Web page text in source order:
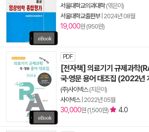
서울대학교의과대학(엮은이)
서울대학교출판부| 2024년 08월
19,000원 (950원)
PDF
[전자책] 의료기기 규제과학
국·영문 용어 대조집 (2022년
(주)사이넥스(지은이)
사이넥스| 2022년 05월
30,000원 (1,500원) 4.0